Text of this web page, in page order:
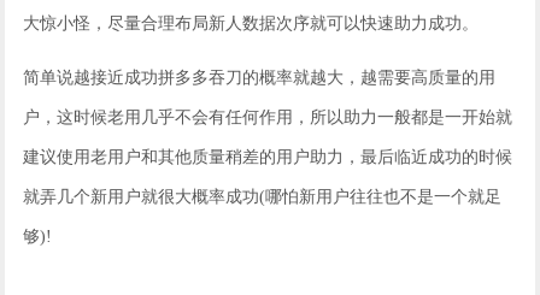
大惊小怪，尽量合理布局新人数据次序就可以快速助力成功。
简单说越接近成功拼多多吞刀的概率就越大，越需要高质量的用
户，这时候老用几乎不会有任何作用，所以助力一般都是一开始就
建议使用老用户和其他质量稍差的用户助力，最后临近成功的时候
就弄几个新用户就很大概率成功(哪怕新用户往往也不是一个就足
够)!